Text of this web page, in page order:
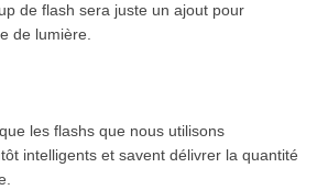
de flash sera juste un ajout pour
de lumière.
les flashs que nous utilisons
intelligents et savent délivrer la quantité